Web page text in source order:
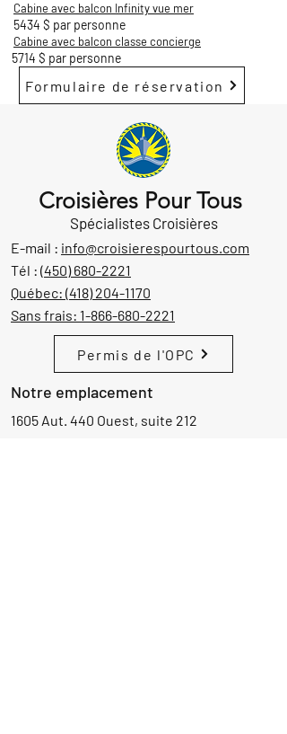
Cabine avec balcon Infinity vue mer
5434 $ par personne
Cabine avec balcon classe concierge
5714 $ par personne
Formulaire de réservation
Croisières Pour Tous
Spécialistes Croisières
E-mail : info@croisierespourtous.com
Tél : (450) 680-2221
Québec: (418) 204-1170
Sans frais: 1-866-680-2221
Permis de l'OPC
Notre emplacement
1605 Aut. 440 Ouest, suite 212